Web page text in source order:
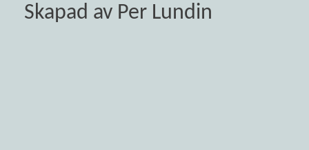
Skapad av Per Lundin